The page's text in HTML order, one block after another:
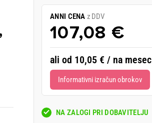
ANNI CENA z DDV
107,08 €
ali od 10,05 € / na mesec
Informativni izračun obrokov
NA ZALOGI PRI DOBAVITELJU